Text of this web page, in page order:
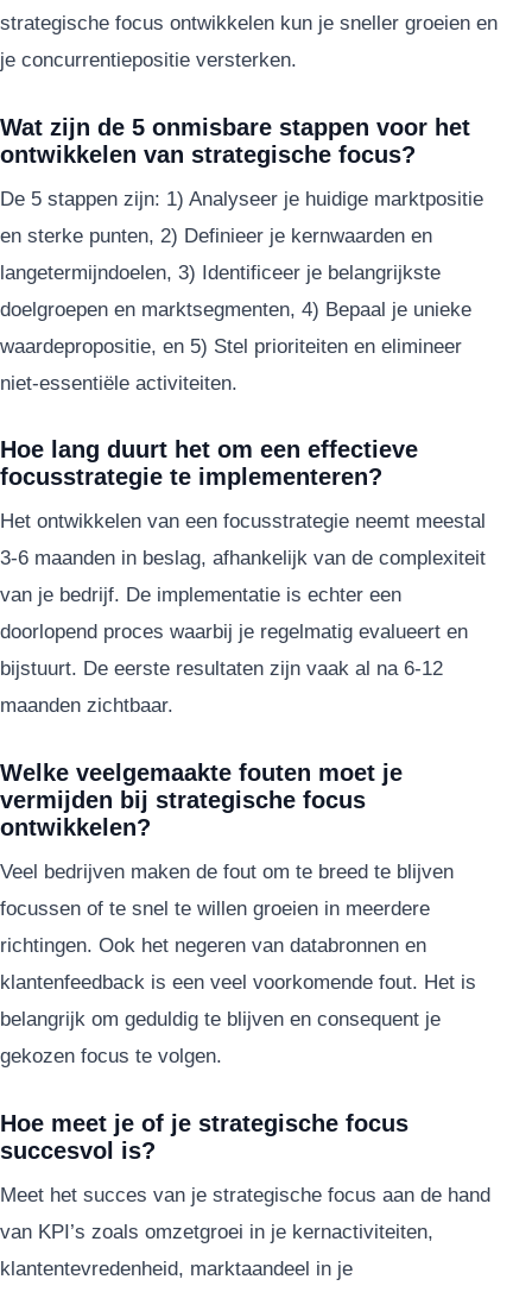
strategische focus ontwikkelen kun je sneller groeien en
je concurrentiepositie versterken.
Wat zijn de 5 onmisbare stappen voor het
ontwikkelen van strategische focus?
De 5 stappen zijn: 1) Analyseer je huidige marktpositie
en sterke punten, 2) Definieer je kernwaarden en
langetermijndoelen, 3) Identificeer je belangrijkste
doelgroepen en marktsegmenten, 4) Bepaal je unieke
waardepropositie, en 5) Stel prioriteiten en elimineer
niet-essentiële activiteiten.
Hoe lang duurt het om een effectieve
focusstrategie te implementeren?
Het ontwikkelen van een focusstrategie neemt meestal
3-6 maanden in beslag, afhankelijk van de complexiteit
van je bedrijf. De implementatie is echter een
doorlopend proces waarbij je regelmatig evalueert en
bijstuurt. De eerste resultaten zijn vaak al na 6-12
maanden zichtbaar.
Welke veelgemaakte fouten moet je
vermijden bij strategische focus
ontwikkelen?
Veel bedrijven maken de fout om te breed te blijven
focussen of te snel te willen groeien in meerdere
richtingen. Ook het negeren van databronnen en
klantenfeedback is een veel voorkomende fout. Het is
belangrijk om geduldig te blijven en consequent je
gekozen focus te volgen.
Hoe meet je of je strategische focus
succesvol is?
Meet het succes van je strategische focus aan de hand
van KPI’s zoals omzetgroei in je kernactiviteiten,
klantentevredenheid, marktaandeel in je